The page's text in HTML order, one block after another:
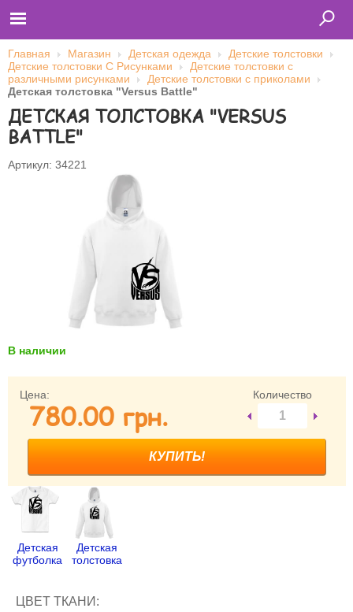
Главная
Футболки
Толстовки (кенгурушки)
Свитшоты
Бейсболки
Имя пользователя (логин)
Запомнить меня
Забыли имя пользователя (логин)?
Регистрация
Главная Магазин Детская одежда
Детские толстовки
Детские толстовки С Рисунками
Детские толстовки с
различными рисунками
Детские толстовки с приколами
Детская толстовка "Versus Battle"
ДЕТСКАЯ ТОЛСТОВКА "VERSUS
BATTLE"
Артикул: 34221
В наличии
Цена:
780.00 грн.
Количество
Детская
футболка
Детская
толстовка
ЦВЕТ ТКАНИ: